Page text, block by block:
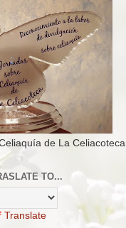
de La Celiacoteca
TO...
Translate